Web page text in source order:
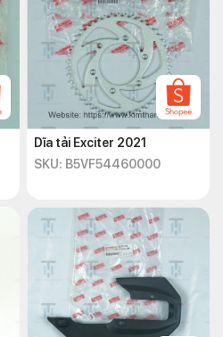
Dĩa tải Exciter 2021
SKU: B5VF54460000